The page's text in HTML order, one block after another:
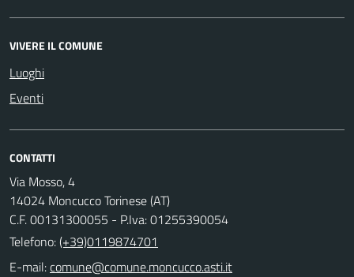
VIVERE IL COMUNE
Luoghi
Eventi
CONTATTI
Via Mosso, 4
14024 Moncucco Torinese (AT)
C.F. 00131300055 - P.Iva: 01255390054
Telefono:(+39)0119874701
E-mail:comune@comune.moncucco.asti.it